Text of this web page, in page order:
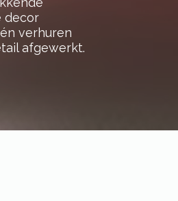
decor
verhuren
afgewerkt.